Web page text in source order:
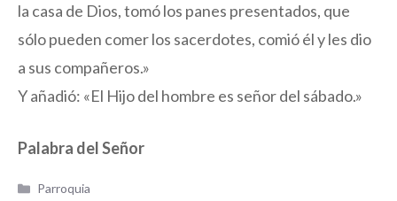
la casa de Dios, tomó los panes presentados, que
sólo pueden comer los sacerdotes, comió él y les dio
a sus compañeros.»
Y añadió: «El Hijo del hombre es señor del sábado.»
Palabra del Señor
Categorías
Parroquia